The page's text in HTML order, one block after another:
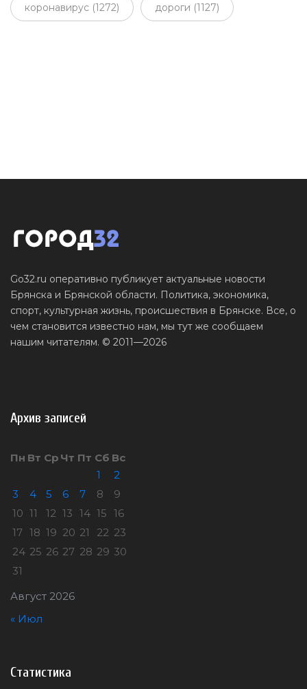
коронавирус (1272) дороги (1127)
Go32.ru оперативно публикует актуальные новости
Брянска и Брянской области. Политика, экономика,
спорт, культурная жизнь, происшествия в Брянске. Все, о
чем становится известно нам, мы тут же сообщаем
нашим читателям. © 2011—2026
Архив записей
Август 2026
Пн Вт Ср Чт Пт Сб Вс
1
2
3
4 5 6 7 8
9
10 11 12 13 14 15 16
17 18 19 20 21 22 23
24 25 26 27 28 29 30
31
« Июл
Статистика